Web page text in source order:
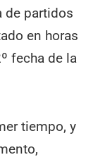
de partidos
en horas
fecha de la
tiempo, y